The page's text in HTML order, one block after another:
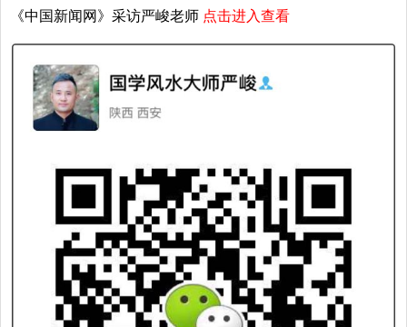
《中国新闻网》采访严峻老师 点击进入查看